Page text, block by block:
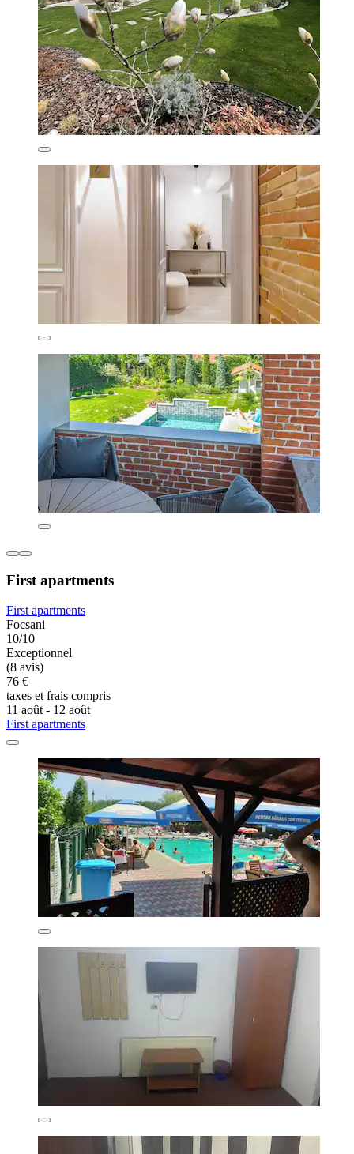
First apartments
First apartments
Focsani
10/10
Exceptionnel
(8 avis)
76 €
taxes et frais compris
11 août - 12 août
First apartments